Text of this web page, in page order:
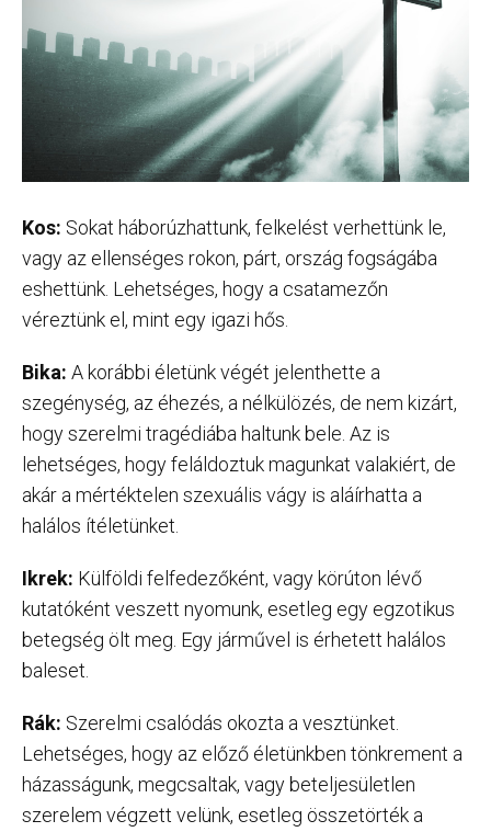
Kos: Sokat háborúzhattunk, felkelést verhettünk le,
vagy az ellenséges rokon, párt, ország fogságába
eshettünk. Lehetséges, hogy a csatamezőn
véreztünk el, mint egy igazi hős.
Bika: A korábbi életünk végét jelenthette a
szegénység, az éhezés, a nélkülözés, de nem kizárt,
hogy szerelmi tragédiába haltunk bele. Az is
lehetséges, hogy feláldoztuk magunkat valakiért, de
akár a mértéktelen szexuális vágy is aláírhatta a
halálos ítéletünket.
Ikrek: Külföldi felfedezőként, vagy körúton lévő
kutatóként veszett nyomunk, esetleg egy egzotikus
betegség ölt meg. Egy járművel is érhetett halálos
baleset.
Rák: Szerelmi csalódás okozta a vesztünket.
Lehetséges, hogy az előző életünkben tönkrement a
házasságunk, megcsaltak, vagy beteljesületlen
szerelem végzett velünk, esetleg összetörték a